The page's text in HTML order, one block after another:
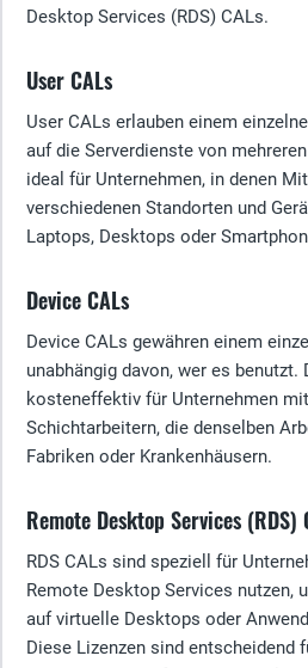
Desktop Services (RDS) CALs.
User CALs
User CALs erlauben einem
auf die Serverdienste von
ideal für Unternehmen, in denen
verschiedenen Standorten und
Laptops, Desktops oder
Device CALs
Device CALs gewähren einem
unabhängig davon, wer es
kosteneffektiv für Unternehmen
Schichtarbeitern, die denselben
Fabriken oder Krankenhäusern.
Remote Desktop Services (RDS)
RDS CALs sind speziell für
Remote Desktop Services nutzen,
auf virtuelle Desktops oder
Diese Lizenzen sind entscheidend